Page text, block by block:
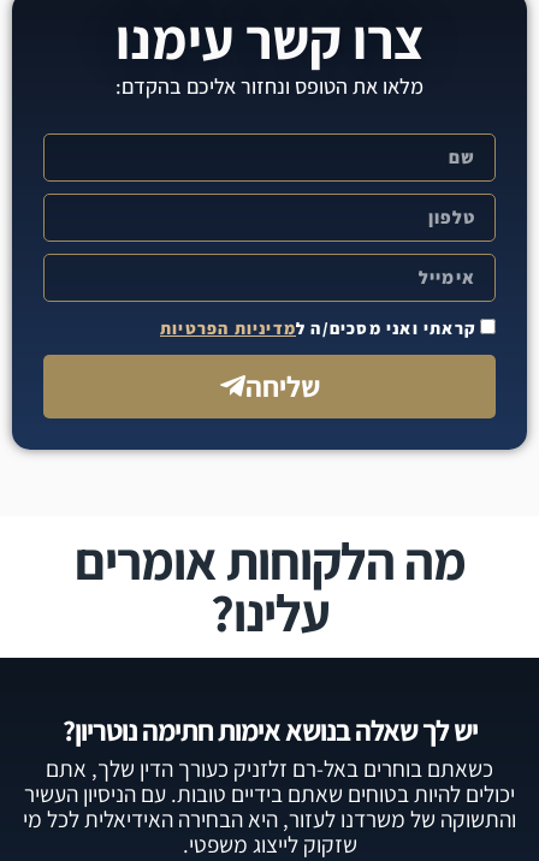
צרו קשר עימנו
מלאו את הטופס ונחזור אליכם בהקדם:
קראתי ואני מסכים/ה למדיניות הפרטיות
שליחה
מה הלקוחות אומרים
עלינו?
יש לך שאלה בנושא אימות חתימה נוטריון?
כשאתם בוחרים באל-רם זלזניק כעורך הדין שלך, אתם
יכולים להיות בטוחים שאתם בידיים טובות. עם הניסיון העשיר
והתשוקה של משרדנו לעזור, היא הבחירה האידיאלית לכל מי
שזקוק לייצוג משפטי.